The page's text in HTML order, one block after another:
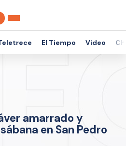
El Tiempo Video
amarrado y
en San Pedro